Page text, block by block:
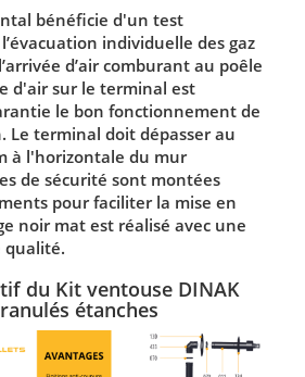
bénéficie d'un test
individuelle des gaz
d’air comburant au poêle
d'air sur le terminal est
le bon fonctionnement de
terminal doit dépasser au
à l'horizontale du mur
de sécurité sont montées
pour faciliter la mise en
noir mat est réalisé avec une
qualité.
du Kit ventouse DINAK
étanches